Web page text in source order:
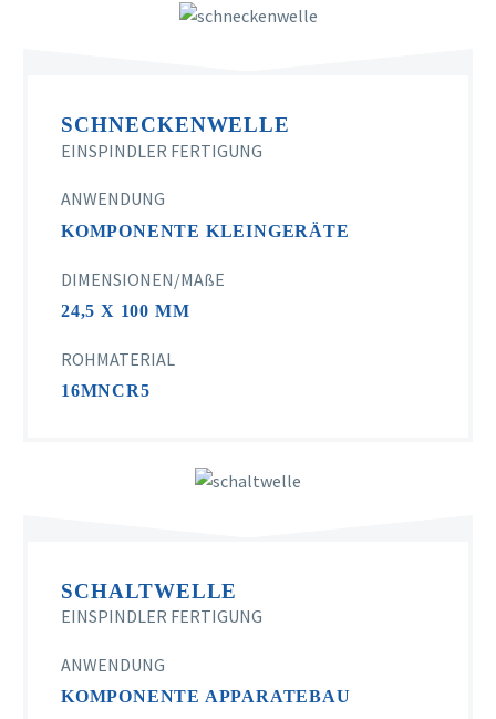
SCHNECKENWELLE
EINSPINDLER FERTIGUNG
ANWENDUNG
KOMPONENTE KLEINGERÄTE
DIMENSIONEN/MAßE
24,5 X 100 MM
ROHMATERIAL
16MNCR5
SCHALTWELLE
EINSPINDLER FERTIGUNG
ANWENDUNG
KOMPONENTE APPARATEBAU